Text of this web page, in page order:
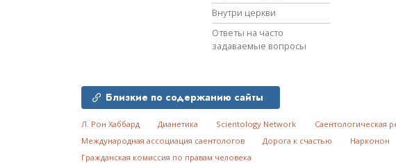
Внутри церкви
Ответы на часто
задаваемые вопросы
Близкие по содержанию сайты
Л. Рон Хаббард Дианетика Scientology Network Саентологическая
Международная ассоциация саентологов
Дорога к счастью Нарконон
Гражданская комиссия по правам человека